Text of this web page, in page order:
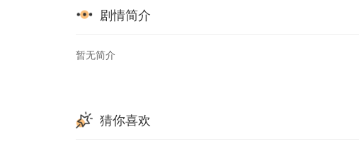
剧情简介
暂无简介
猜你喜欢